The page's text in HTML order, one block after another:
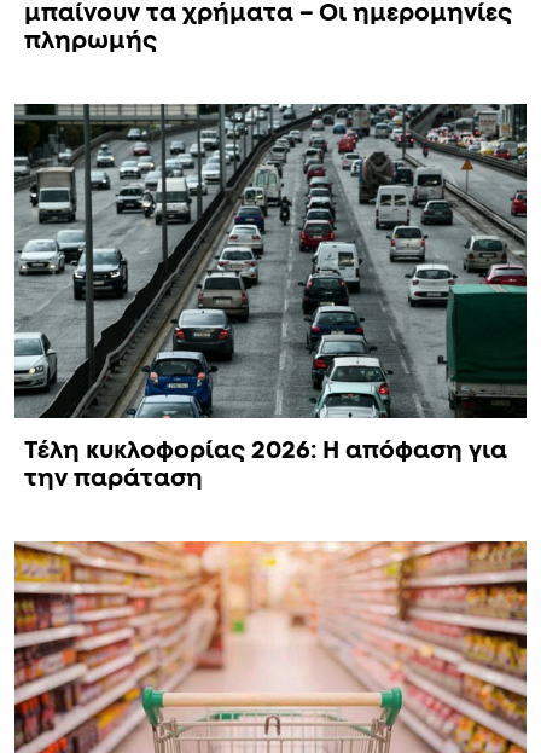
μπαίνουν τα χρήματα – Οι ημερομηνίες
πληρωμής
Τέλη κυκλοφορίας 2026: Η απόφαση για
την παράταση